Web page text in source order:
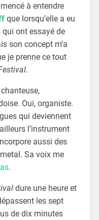
à entendre
que lorsqu’elle a eu
ont essayé de
son concept m’a
je prenne ce tout
.
Oui, organiste.
qui deviennent
l’instrument
aussi des
Sa voix me
.
dure une heure et
les sept
de dix minutes